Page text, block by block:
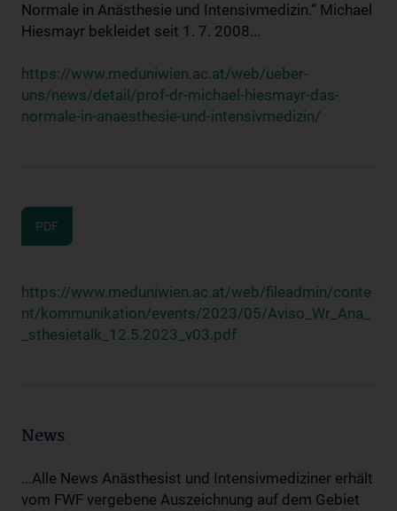
Normale in Anästhesie und Intensivmedizin.“ Michael
Hiesmayr bekleidet seit 1. 7. 2008...
https://www.meduniwien.ac.at/web/ueber-
uns/news/detail/prof-dr-michael-hiesmayr-das-
normale-in-anaesthesie-und-intensivmedizin/
PDF
https://www.meduniwien.ac.at/web/fileadmin/conte
nt/kommunikation/events/2023/05/Aviso_Wr_Ana_
_sthesietalk_12.5.2023_v03.pdf
News
...Alle News Anästhesist und Intensivmediziner erhält
vom FWF vergebene Auszeichnung auf dem Gebiet